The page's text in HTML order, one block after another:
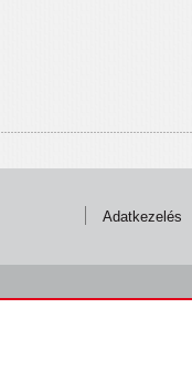
Adatkezelés